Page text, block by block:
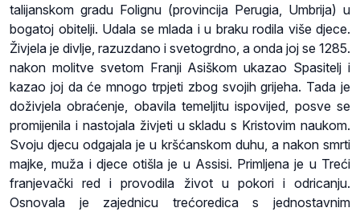
talijanskom gradu Folignu (provincija Perugia, Umbrija) u
bogatoj obitelji. Udala se mlada i u braku rodila više djece.
Živjela je divlje, razuzdano i svetogrdno, a onda joj se 1285.
nakon molitve svetom Franji Asiškom ukazao Spasitelj i
kazao joj da će mnogo trpjeti zbog svojih grijeha. Tada je
doživjela obraćenje, obavila temeljitu ispovijed, posve se
promijenila i nastojala živjeti u skladu s Kristovim naukom.
Svoju djecu odgajala je u kršćanskom duhu, a nakon smrti
majke, muža i djece otišla je u Assisi. Primljena je u Treći
franjevački red i provodila život u pokori i odricanju.
Osnovala je zajednicu trećoredica s jednostavnim